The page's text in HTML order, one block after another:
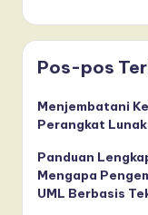
a
l
n
o
v
Pos-pos
Menjembatani
Perangkat
Panduan
Mengapa
UML Berbasis